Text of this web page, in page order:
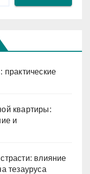
практические
квартиры:
и
влияние
тезауруса